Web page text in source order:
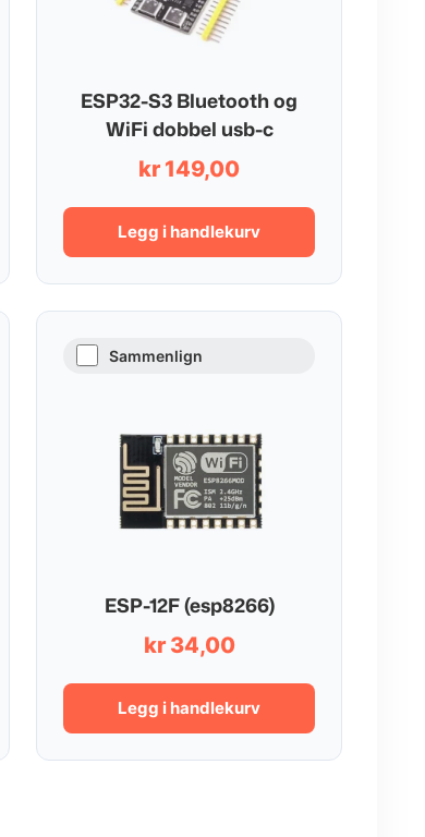
ESP32-S3 Bluetooth og
WiFi dobbel usb-c
kr 149,00
Legg i handlekurv
Sammenlign
ESP-12F (esp8266)
kr34,00
Legg i handlekurv